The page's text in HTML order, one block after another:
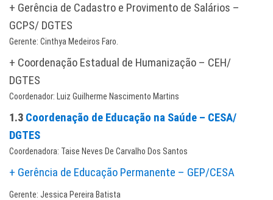
+ Gerência de Cadastro e Provimento de Salários –
GCPS/ DGTES
Gerente: Cinthya Medeiros Faro.
+ Coordenação Estadual de Humanização – CEH/
DGTES
Coordenador: Luiz Guilherme Nascimento Martins
1.3 Coordenação de Educação na Saúde – CESA/
DGTES
Coordenadora: Taise Neves De Carvalho Dos Santos
+ Gerência de Educação Permanente – GEP/CESA
Gerente: Jessica Pereira Batista